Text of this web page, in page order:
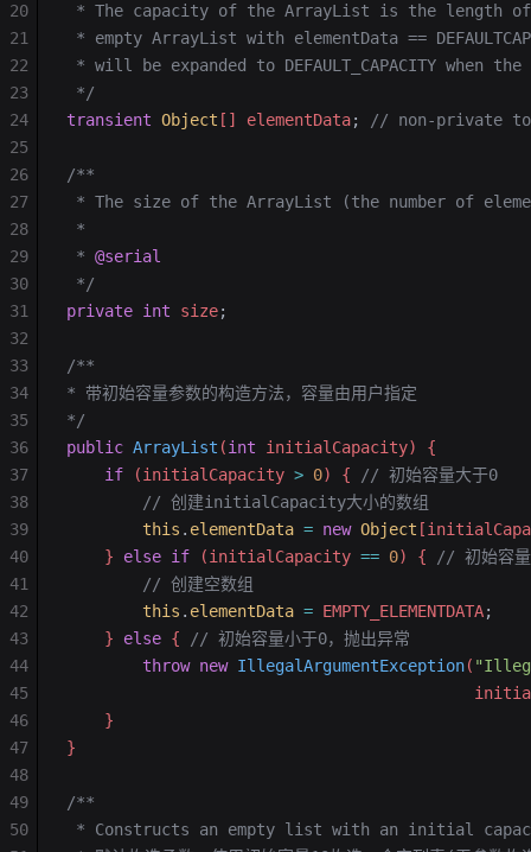
* The capacity of the ArrayList is the length
* empty ArrayList with elementData ==
* will be expanded to DEFAULT_CAPACITY when
*/
transient Object [] elementData; // non-private to
/**
* The size of the ArrayList (the number of
*
* @serial
*/
private int size;
/**
* 带初始容量参数的构造方法，容量由用户指定
*/
public ArrayList (int initialCapacity) {
    if
(initialCapacity > 0) {
// 初始容量大于0
        // 创建initialCapacity大小的数组
        this
. elementData = new Object
    }
else if (initialCapacity == 0) {
// 初始容量
        // 创建空数组
        this
. elementData = EMPTY_ELEMENTDATA;
    }
else {
// 初始容量小于0，抛出异常
        throw
new IllegalArgumentException(
    }
}
/**
* Constructs an empty list with an initial
20
21
22
23
24
25
26
27
28
29
30
31
32
33
34
35
36
37
38
39
40
41
42
43
44
45
46
47
48
49
50